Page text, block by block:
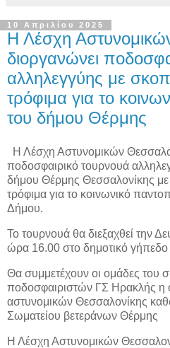
10 Απριλίου 2025
Η Λέσχη
διοργανώνει
αλληλεγγύης με
τρόφιμα για το
του δήμου Θέρμης
Η Λέσχη Αστυνομικών
ποδοσφαιρικό τουρνουά
δήμου Θέρμης Θεσσαλονίκης
τρόφιμα για το κοινωνικό
Δήμου.
Το τουρνουά θα διεξαχθεί την
ώρα 16.00 στο δημοτικό
Θα συμμετέχουν οι ομάδες του
ποδοσφαιριστών ΓΣ Ηρακλής η
αστυνομικών Θεσσαλονίκης
Σωματείου βετεράνων Θέρμης
Η Λέσχη Αστυνομικών